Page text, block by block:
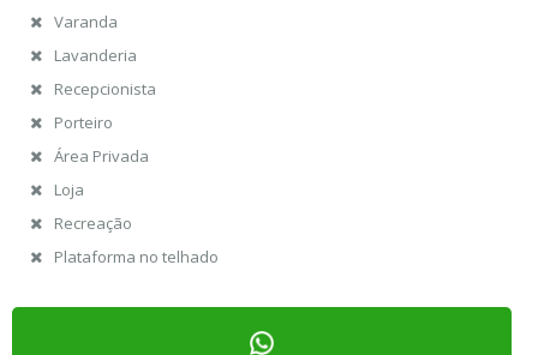
Varanda
Lavanderia
Recepcionista
Porteiro
Área Privada
Loja
Recreação
Plataforma no telhado